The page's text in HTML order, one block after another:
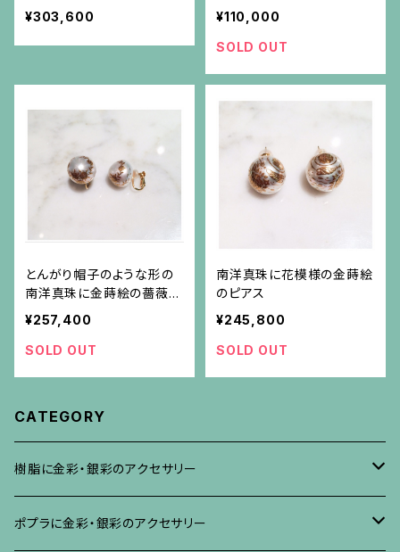
ルド金具）
¥303,600
¥110,000
SOLD OUT
とんがり帽子のような形の
南洋真珠に金蒔絵の薔薇模
様のイヤリング
¥257,400
SOLD OUT
南洋真珠に花模様の金蒔絵
のピアス
¥245,800
SOLD OUT
CATEGORY
樹脂に金彩・銀彩のアクセサリー
ブローチ
ポプラに金彩・銀彩のアクセサリー